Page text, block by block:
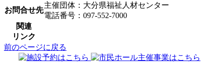
お問合せ先
主催団体：大分県福祉人材センター
電話番号：097-552-7000
関連
リンク
前のページに戻る